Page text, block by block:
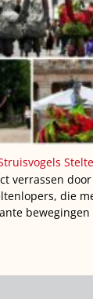
verrassen
die